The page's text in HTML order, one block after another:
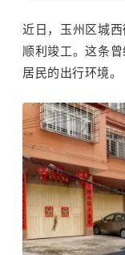
近日，玉州区城
顺利竣工。这条
居民的出行环境。